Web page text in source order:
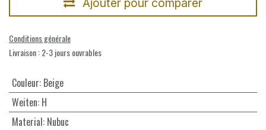
Conditions générale
Livraison : 2-3 jours ouvrables
Couleur: Beige
Weiten: H
Material: Nubuc